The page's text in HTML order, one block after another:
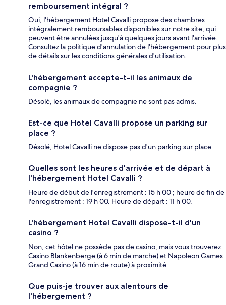
remboursement intégral ?
Oui, l'hébergement Hotel Cavalli propose des chambres
intégralement remboursables disponibles sur notre site, qui
peuvent être annulées jusqu'à quelques jours avant l'arrivée.
Consultez la politique d'annulation de l'hébergement pour plus
de détails sur les conditions générales d'utilisation.
L'hébergement accepte-t-il les animaux de
compagnie ?
Désolé, les animaux de compagnie ne sont pas admis.
Est-ce que Hotel Cavalli propose un parking sur
place ?
Désolé, Hotel Cavalli ne dispose pas d'un parking sur place.
Quelles sont les heures d'arrivée et de départ à
l'hébergement Hotel Cavalli ?
Heure de début de l'enregistrement : 15 h 00 ; heure de fin de
l'enregistrement : 19 h 00. Heure de départ : 11 h 00.
L'hébergement Hotel Cavalli dispose-t-il d'un
casino ?
Non, cet hôtel ne possède pas de casino, mais vous trouverez
Casino Blankenberge (à 6 min de marche) et Napoleon Games
Grand Casino (à 16 min de route) à proximité.
Que puis-je trouver aux alentours de
l'hébergement ?